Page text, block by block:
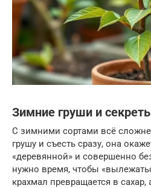
Зимние груши и
С зимними сортами всё
грушу и съесть сразу, она
«деревянной» и совершенно
нужно время, чтобы
крахмал превращается в сахар,